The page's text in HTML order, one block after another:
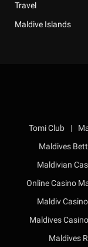
Travel
Maldive Islands
Tomi Club |
Maldives
Maldivian
Online Casino
Maldiv Casino
Maldives
Maldives